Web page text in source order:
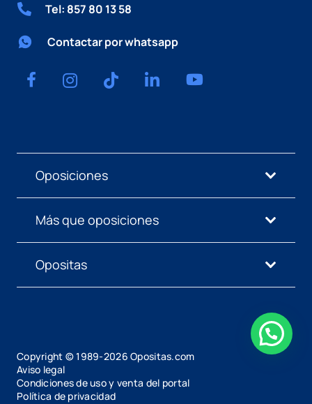
Tel: 857 80 13 58
Contactar por whatsapp
Oposiciones
Más que oposiciones
Opositas
Copyright © 1989-2026 Opositas.com
Aviso legal
Condiciones de uso y venta del portal
Política de privacidad